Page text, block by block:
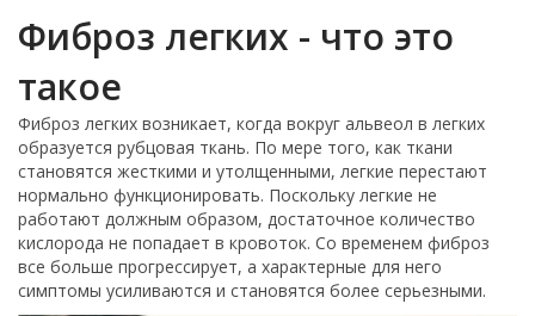
Фиброз легких - что это
такое
Фиброз легких возникает, когда вокруг альвеол в легких
образуется рубцовая ткань. По мере того, как ткани
становятся жесткими и утолщенными, легкие перестают
нормально функционировать. Поскольку легкие не
работают должным образом, достаточное количество
кислорода не попадает в кровоток. Со временем фиброз
все больше прогрессирует, а характерные для него
симптомы усиливаются и становятся более серьезными.